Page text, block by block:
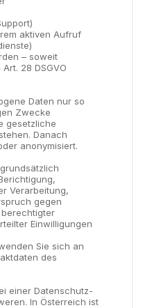
aktiven Aufruf
– soweit
28 DSGVO
Daten nur so
Zwecke
gesetzliche
Danach
anonymisiert.
Verarbeitung,
gegen
Einwilligungen
Sie sich an
des
einer Datenschutz-
In Österreich ist